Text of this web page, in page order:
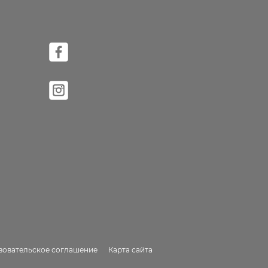
соглашение Карта сайта